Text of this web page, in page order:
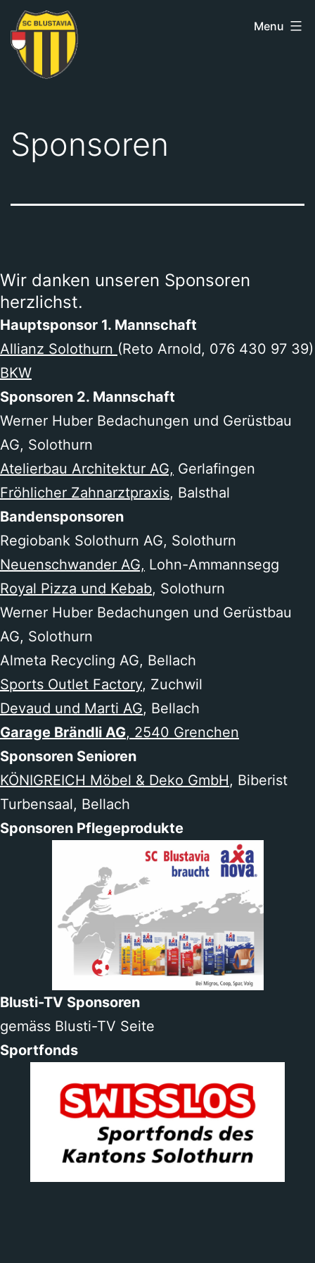
Skip
to
content
SC
Blustavia
Menu
Sponsoren
Wir danken unseren Sponsoren
herzlichst.
Hauptsponsor 1. Mannschaft
Allianz Solothurn (Reto Arnold, 076 430 97 39)
BKW
Sponsoren 2. Mannschaft
Werner Huber Bedachungen und Gerüstbau
AG, Solothurn
Atelierbau Architektur AG, Gerlafingen
Fröhlicher Zahnarztpraxis, Balsthal
Bandensponsoren
Regiobank Solothurn AG, Solothurn
Neuenschwander AG, Lohn-Ammannsegg
Royal Pizza und Kebab, Solothurn
Werner Huber Bedachungen und Gerüstbau
AG, Solothurn
Almeta Recycling AG, Bellach
Sports Outlet Factory, Zuchwil
Devaud und Marti AG, Bellach
Garage Brändli AG, 2540 Grenchen
Sponsoren Senioren
KÖNIGREICH Möbel & Deko GmbH, Biberist
Turbensaal, Bellach
Sponsoren Pflegeprodukte
Blusti-TV Sponsoren
gemäss Blusti-TV Seite
Sportfonds